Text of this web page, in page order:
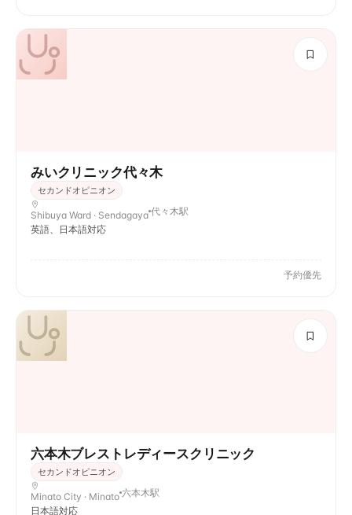
みいクリニック代々木
セカンドオピニオン
Shibuya Ward · Sendagaya 代々木駅
英語、日本語対応
予約優先
六本木ブレストレディースクリニック
セカンドオピニオン
Minato City · Minato 六本木駅
日本語対応